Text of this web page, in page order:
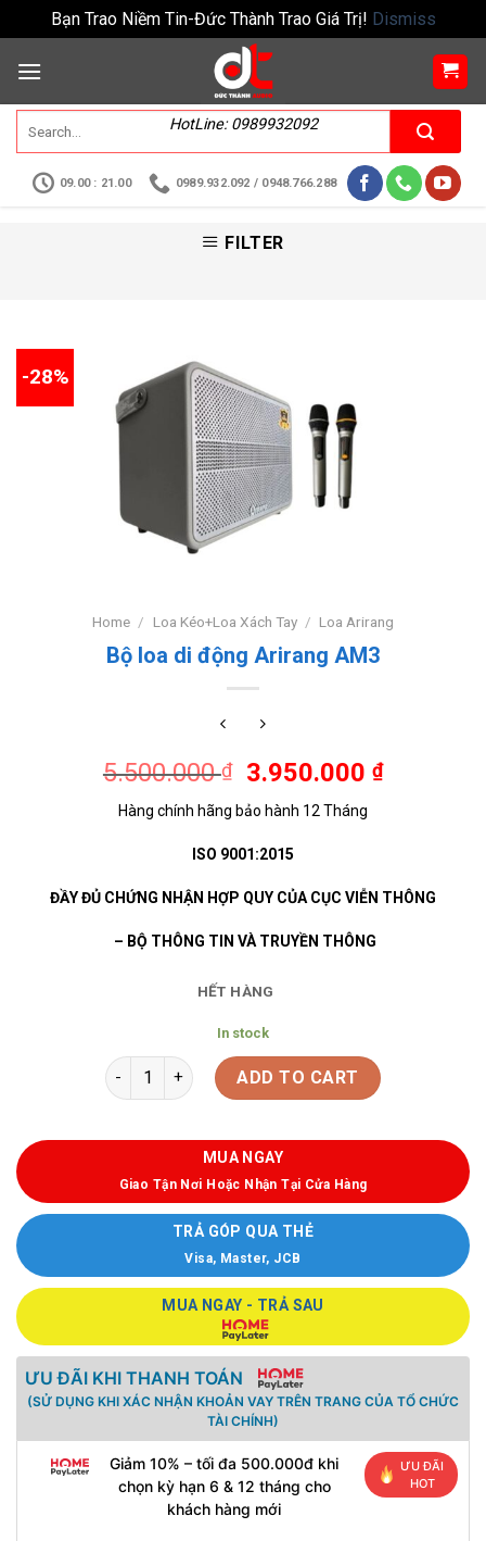
Bạn Trao Niềm Tin-Đức Thành Trao Giá Trị! Dismiss
HotLine: 0989932092
09.00 : 21.00 0989.932.092 / 0948.766.288
FILTER
-28%
Home / Loa Kéo+Loa Xách Tay / Loa Arirang
Bộ loa di động Arirang AM3
5.500.000₫ 3.950.000₫
Hàng chính hãng bảo hành 12 Tháng
ISO 9001:2015
ĐẦY ĐỦ CHỨNG NHẬN HỢP QUY CỦA CỤC VIỄN THÔNG
– BỘ THÔNG TIN VÀ TRUYỀN THÔNG
HẾT HÀNG
In stock
ADD TO CART
MUA NGAY
Giao Tận Nơi Hoặc Nhận Tại Cửa Hàng
TRẢ GÓP QUA THẺ
Visa, Master, JCB
MUA NGAY - TRẢ SAU
ƯU ĐÃI KHI THANH TOÁN
(SỬ DỤNG KHI XÁC NHẬN KHOẢN VAY TRÊN TRANG CỦA TỔ CHỨC
TÀI CHÍNH)
Giảm 10% – tối đa 500.000đ khi
chọn kỳ hạn 6 & 12 tháng cho
khách hàng mới
ƯU ĐÃI
HOT